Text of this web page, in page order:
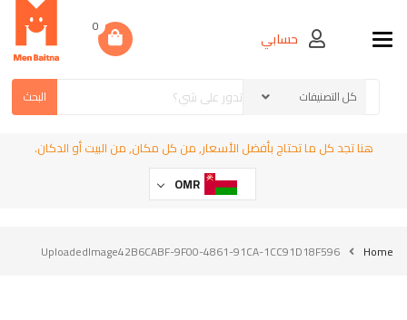
Toggle navigationحسابي
0
البحث
هنا تجد كل ما تحتاج بأفضل الأسعار, من كل مكان, من البيت أو الدكان.
OMR
Home
UploadedImage42B6CABF-9F00-4861-91CA-1CC91D18F596